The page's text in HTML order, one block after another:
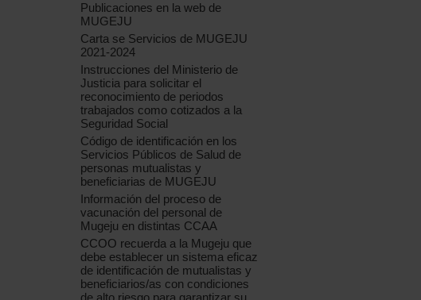
Publicaciones en la web de
MUGEJU
Carta se Servicios de MUGEJU
2021-2024
Instrucciones del Ministerio de
Justicia para solicitar el
reconocimiento de periodos
trabajados como cotizados a la
Seguridad Social
Código de identificación en los
Servicios Públicos de Salud de
personas mutualistas y
beneficiarias de MUGEJU
Información del proceso de
vacunación del personal de
Mugeju en distintas CCAA
CCOO recuerda a la Mugeju que
debe establecer un sistema eficaz
de identificación de mutualistas y
beneficiarios/as con condiciones